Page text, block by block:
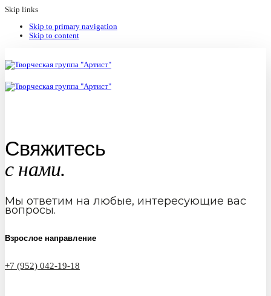
Skip links
Skip to primary navigation
Skip to content
Свяжитесь
с нами.
Мы ответим на любые, интересующие вас
вопросы.
Взрослое направление
+7 (952) 042-19-18